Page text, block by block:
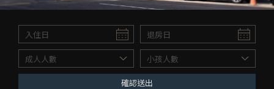
確認送出